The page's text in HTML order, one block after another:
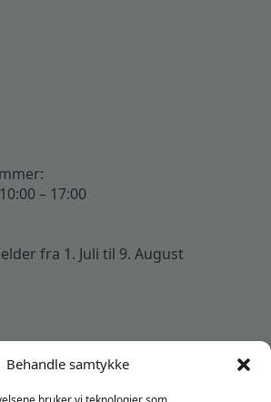
Behandle samtykke
– 17:00
fra 1. Juli til 9. August